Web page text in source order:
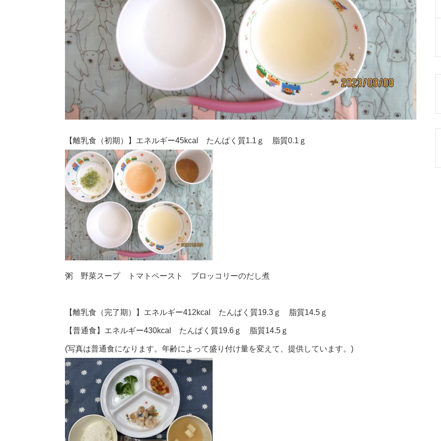
【離乳食（初期）】エネルギー45kcal たんぱく質1.1ｇ 脂質0.1ｇ
粥 野菜スープ トマトペースト ブロッコリーのだし煮
【離乳食（完了期）】エネルギー412kcal たんぱく質19.3ｇ 脂質14.5ｇ
【普通食】エネルギー430kcal たんぱく質19.6ｇ 脂質14.5ｇ
(写真は普通食になります。年齢によって盛り付け量を変えて、提供しています。)